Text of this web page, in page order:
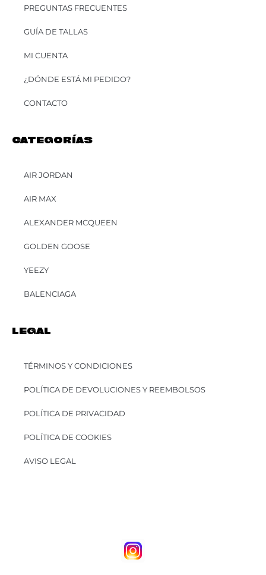
PREGUNTAS FRECUENTES
GUÍA DE TALLAS
MI CUENTA
¿DÓNDE ESTÁ MI PEDIDO?
CONTACTO
CATEGORÍAS
AIR JORDAN
AIR MAX
ALEXANDER MCQUEEN
GOLDEN GOOSE
YEEZY
BALENCIAGA
LEGAL
TÉRMINOS Y CONDICIONES
POLÍTICA DE DEVOLUCIONES Y REEMBOLSOS
POLÍTICA DE PRIVACIDAD
POLÍTICA DE COOKIES
AVISO LEGAL